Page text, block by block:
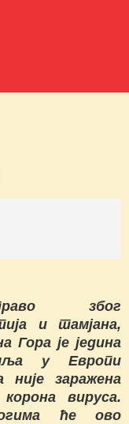
због
и тамјана,
Гора је једина
у Европи
није заражена
вируса.
ће ово